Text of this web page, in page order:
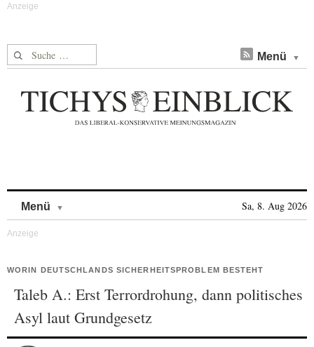
Suche nach: Menü
Menü Sa, 8. Aug 2026
WORIN DEUTSCHLANDS SICHERHEITSPROBLEM BESTEHT
Taleb A.: Erst Terrordrohung, dann politisches
Asyl laut Grundgesetz